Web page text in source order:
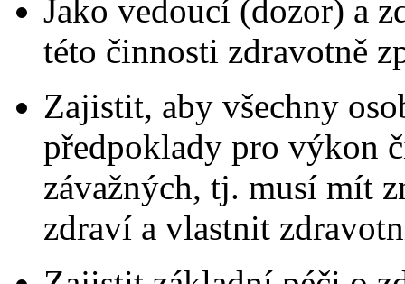
Jako vedoucí (dozor) a
této činnosti zdravotně
Zajistit, aby všechny
předpoklady pro výkon
závažných, tj. musí mít
zdraví a vlastnit